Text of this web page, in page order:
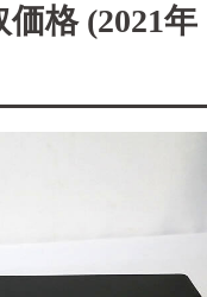
格 (2021年